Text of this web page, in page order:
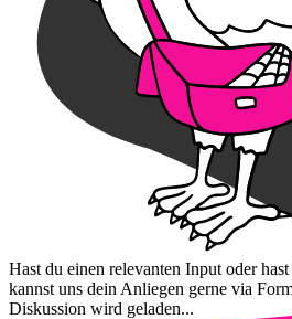
Hast du einen relevanten Input oder
kannst uns dein Anliegen gerne via
Diskussion wird geladen...